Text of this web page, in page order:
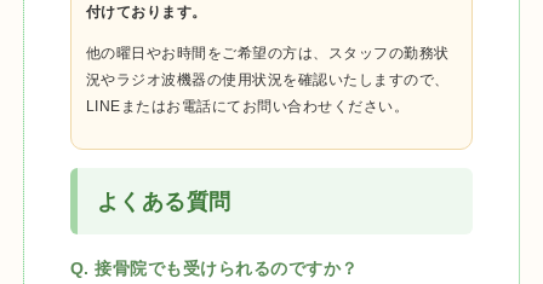
付けております。
他の曜日やお時間をご希望の方は、スタッフの勤務状
況やラジオ波機器の使用状況を確認いたしますので、
LINEまたはお電話にてお問い合わせください。
よくある質問
Q. 接骨院でも受けられるのですか？